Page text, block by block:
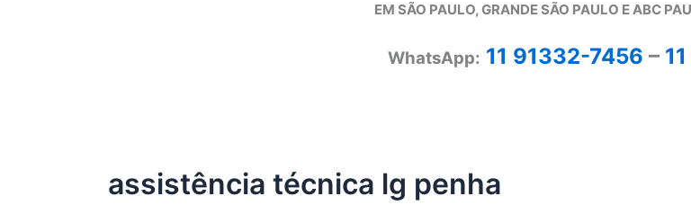
EM SÃO PAULO, GRANDE SÃO PAULO E ABC
WhatsApp: 11 91332-7456 –
assistência técnica lg penha